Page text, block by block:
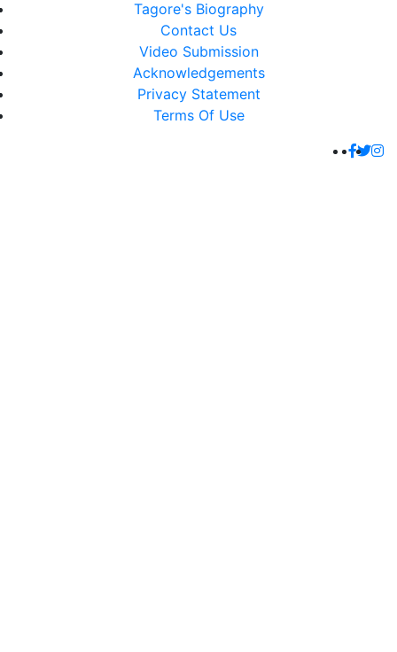
Tagore's Biography
Contact Us
Video Submission
Acknowledgements
Privacy Statement
Terms Of Use